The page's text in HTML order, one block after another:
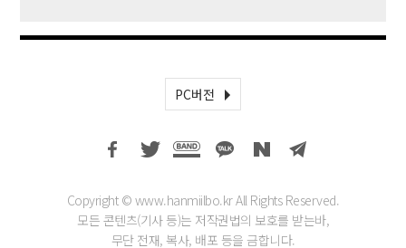
PC버전
Copyright © www.hanmiilbo.kr All Rights Reserved.
모든 콘텐츠(기사 등)는 저작권법의 보호를 받는바,
무단 전재, 복사, 배포 등을 금합니다.